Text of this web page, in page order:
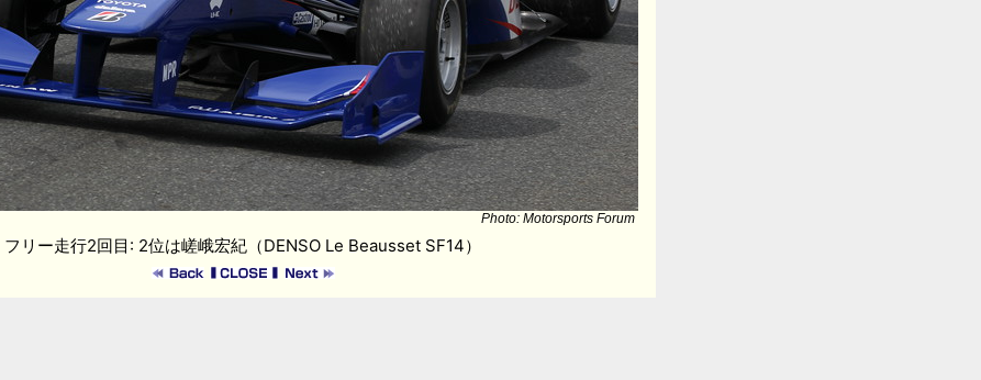
Photo: Motorsports Forum
フリー走行2回目: 2位は嵯峨宏紀（DENSO Le Beausset SF14）